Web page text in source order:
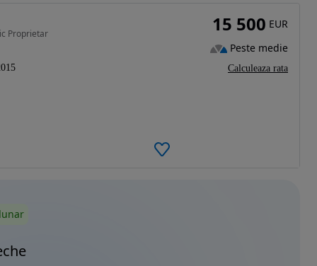
Proprietar 15 500 EUR
Peste medie
Calculeaza rata